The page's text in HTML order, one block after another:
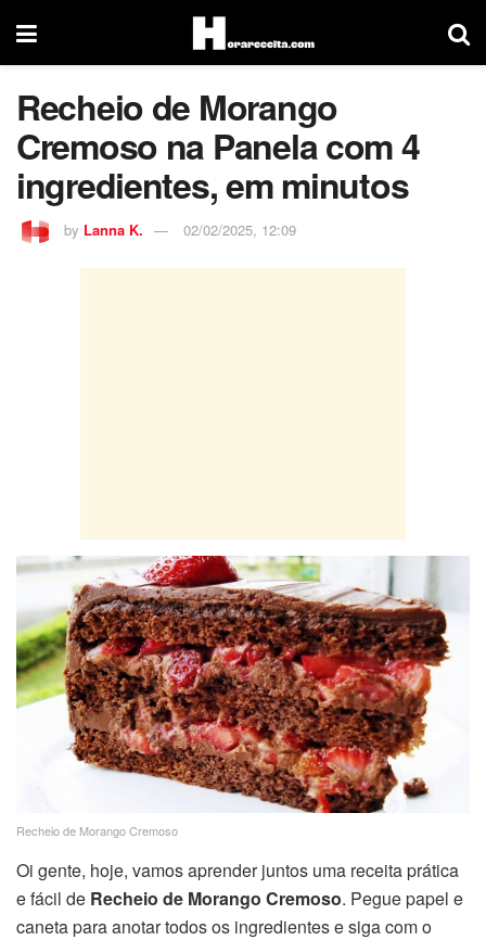
Recheio de Morango
Cremoso na Panela com 4
ingredientes, em minutos
by Lanna K. 02/02/2025, 12:09
Recheio de Morango Cremoso
Oi gente, hoje, vamos aprender juntos uma receita prática
e fácil de Recheio de Morango Cremoso. Pegue papel e
caneta para anotar todos os ingredientes e siga com o